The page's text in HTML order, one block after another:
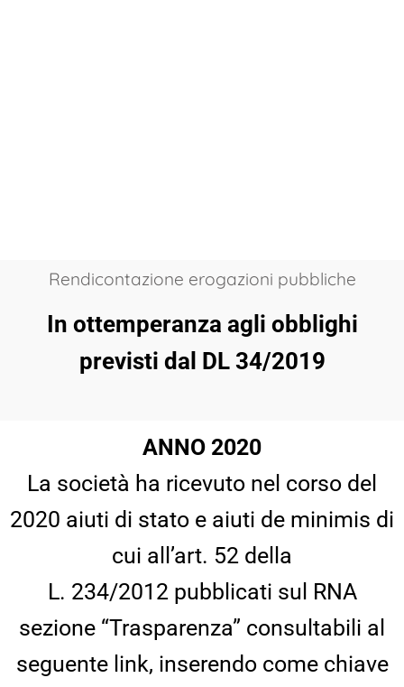
Rendicontazione erogazioni pubbliche
In ottemperanza agli obblighi
previsti dal DL 34/2019
ANNO 2020
La società ha ricevuto nel corso del
2020 aiuti di stato e aiuti de minimis di
cui all’art. 52 della
L. 234/2012 pubblicati sul RNA
sezione “Trasparenza” consultabili al
seguente link, inserendo come chiave